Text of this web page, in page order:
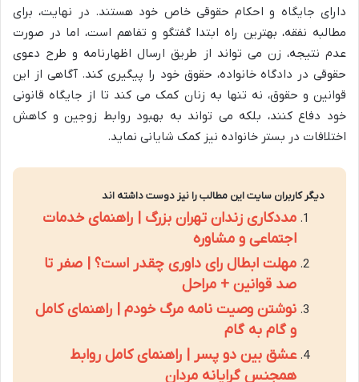
دارای جایگاه و احکام حقوقی خاص خود هستند. در نهایت، برای
مطالبه نفقه، بهترین راه ابتدا گفتگو و تفاهم است، اما در صورت
عدم نتیجه، زن می تواند از طریق ارسال اظهارنامه و طرح دعوی
حقوقی در دادگاه خانواده، حقوق خود را پیگیری کند. آگاهی از این
قوانین و حقوق، نه تنها به زنان کمک می کند تا از جایگاه قانونی
خود دفاع کنند، بلکه می تواند به بهبود روابط زوجین و کاهش
اختلافات در بستر خانواده نیز کمک شایانی نماید.
دیگر کاربران سایت این مطالب را نیز دوست داشته اند
مددکاری زندان تهران بزرگ | راهنمای خدمات
اجتماعی و مشاوره
مهلت ابطال رای داوری چقدر است؟ | صفر تا
صد قوانین + مراحل
نوشتن وصیت نامه مرگ خودم | راهنمای کامل
و گام به گام
عشق بین دو پسر | راهنمای کامل روابط
همجنس گرایانه مردان